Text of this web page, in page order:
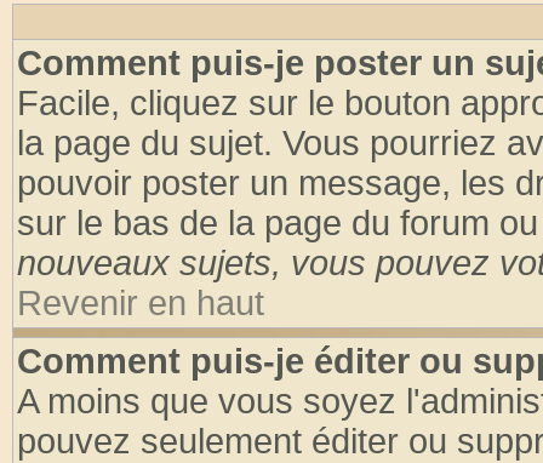
Comment puis-je poster un
Facile, cliquez sur le bouton
la page du sujet. Vous pourriez
pouvoir poster un message, les
sur le bas de la page du forum
nouveaux sujets, vous pouvez
Revenir en haut
Comment puis-je éditer ou
A moins que vous soyez
pouvez seulement éditer ou